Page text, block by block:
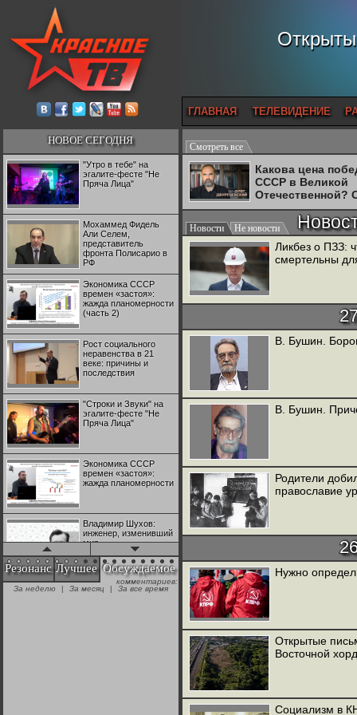
ГЛАВНАЯ ТЕЛЕВИДЕНИЕ
НОВОЕ СЕГОДНЯ
"Утро в тебе" на
эгалите-фесте "Не
Пряча Лица"
Мохаммед Фидель
Али Селем,
представитель
фронта Полисарио в
РФ
Экономика СССР
времен «застоя»:
жажда планомерности
(часть 2)
Рост социального
неравенства в 21
веке: причины и
последствия
"Строки и Звуки" на
эгалите-фесте "Не
Пряча Лица"
Экономика СССР
времен «застоя»:
жажда планомерности
Владимир Шухов:
инженер, изменивший
мир
"Аркадий Коц" на
эгалите-фесте "Не
Резонанс Лучшее Обсуждаемое
комментариев:
За неделю
| За месяц | За все время
Смотреть все
Какова цена
СССР в Великой
Отечественной?
Двуреченский о
потерянной
Новости Не новости
Ликбез о ПЗЗ:
смертельны
В. Бушин.
В. Бушин.
Родители
православие
Нужно
Открытые
Восточной
Социализм в